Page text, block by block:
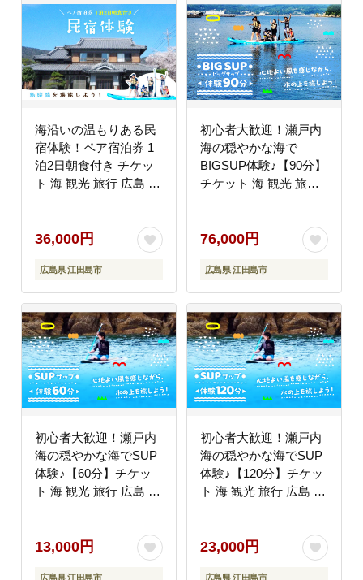
海沿いの温もりある民
宿体験！ペア宿泊券 1
泊2日朝食付き チケッ
ト 海 観光 旅行 広島 江
36,000円
広島県 江田島市
初心者大歓迎！瀬戸内
海の穏やかな海で
BIGSUP体験♪【90分】
チケット 海 観光 旅行
旅行・体験
76,000円
広島県 江田島市
初心者大歓迎！瀬戸内
海の穏やかな海でSUP
体験♪【60分】チケッ
ト 海 観光 旅行 広島 江
13,000円
広島県 江田島市
初心者大歓迎！瀬戸内
海の穏やかな海でSUP
体験♪【120分】チケッ
ト 海 観光 旅行 広島 江
23,000円
広島県 江田島市